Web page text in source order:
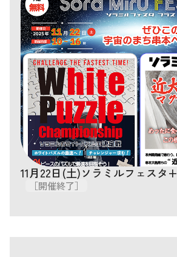
11月22日(土)ソラミルフェスタ
［開催終了］